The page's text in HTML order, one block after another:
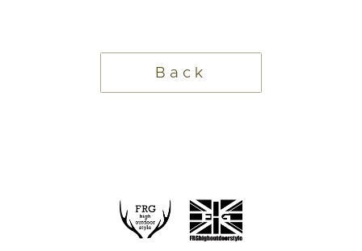
Back